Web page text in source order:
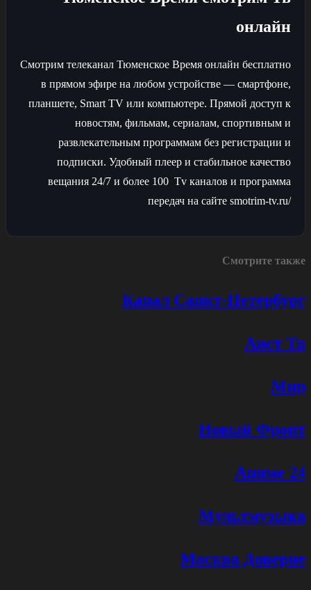
онлайн
Смотрим телеканал Тюменское Время онлайн бесплатно
в прямом эфире на любом устройстве — смартфоне,
планшете, Smart TV или компьютере. Прямой доступ к
новостям, фильмам, сериалам, спортивным и
развлекательным программам без регистрации и
подписки. Удобный плеер и стабильное качество
вещания 24/7 и более 100 Tv каналов и программа
передач на сайте smotrim-tv.ru/
Смотрите также
Канал Санкт-Петербург
Аист Тв
Мир
Новый Фронт
Аниме 24
Мультмузыка
Москва Доверие